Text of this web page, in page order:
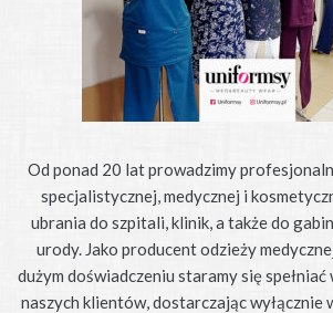
Od ponad 20 lat prowadzimy
specjalistycznej, medycznej i
ubrania do szpitali, klinik, a także do
urody. Jako producent odzieży
dużym doświadczeniu staramy się
naszych klientów, dostarczając wyłącznie